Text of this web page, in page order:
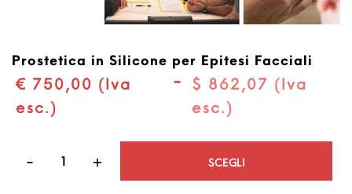
Prostetica in Silicone per Epitesi Facciali
€ 750,00 (Iva
esc.)
-
$ 862,07 (Iva
esc.)
SCEGLI